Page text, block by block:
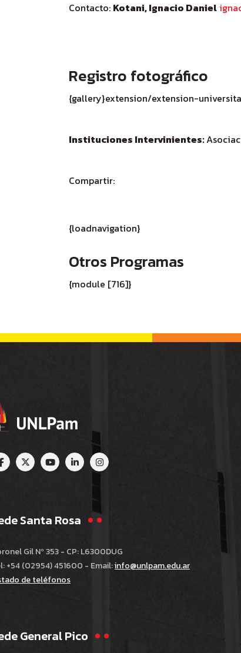
Contacto: Kotani, Ignacio Daniel
Registro fotográfico
{gallery}extension/extension-
Instituciones Intervinientes:
Compartir:
{loadnavigation}
Otros Programas
{module [716]}
Santa Rosa
Gil Nº 353 - CP: L6300DUG
+54 (02954) 451600 - Email:info@unlpam.edu.ar
de teléfonos
General Pico